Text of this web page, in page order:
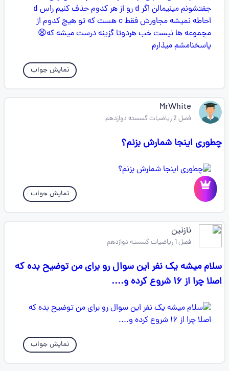
نمایش جواب
MrWhite
فصل 2 ریاضیات گسسته دوازدهم
چطوری اینجا شمارش بزنم؟
نمایش جواب
نازنین
فصل 1 ریاضیات گسسته دوازدهم
سلام میشه یک نفر این سوال رو برای من توضیح بده که
اصلا چرا از ۱۶ شروع کرده و....
نمایش جواب